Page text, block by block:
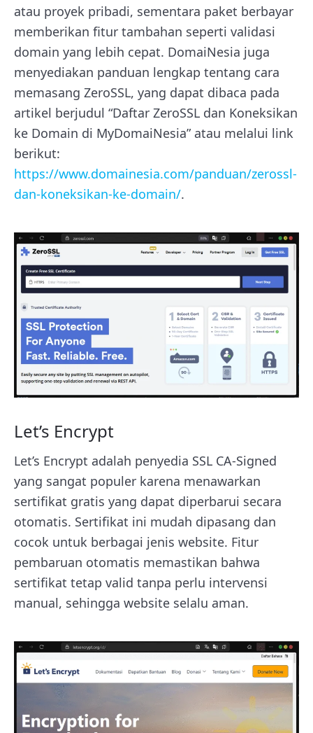
atau proyek pribadi, sementara paket berbayar
memberikan fitur tambahan seperti validasi
domain yang lebih cepat. DomaiNesia juga
menyediakan panduan lengkap tentang cara
memasang ZeroSSL, yang dapat dibaca pada
artikel berjudul “Daftar ZeroSSL dan Koneksikan
ke Domain di MyDomaiNesia” atau melalui link
berikut:
https://www.domainesia.com/panduan/zerossl-
dan-koneksikan-ke-domain/.
Let’s Encrypt
Let’s Encrypt adalah penyedia SSL CA-Signed
yang sangat populer karena menawarkan
sertifikat gratis yang dapat diperbarui secara
otomatis. Sertifikat ini mudah dipasang dan
cocok untuk berbagai jenis website. Fitur
pembaruan otomatis memastikan bahwa
sertifikat tetap valid tanpa perlu intervensi
manual, sehingga website selalu aman.